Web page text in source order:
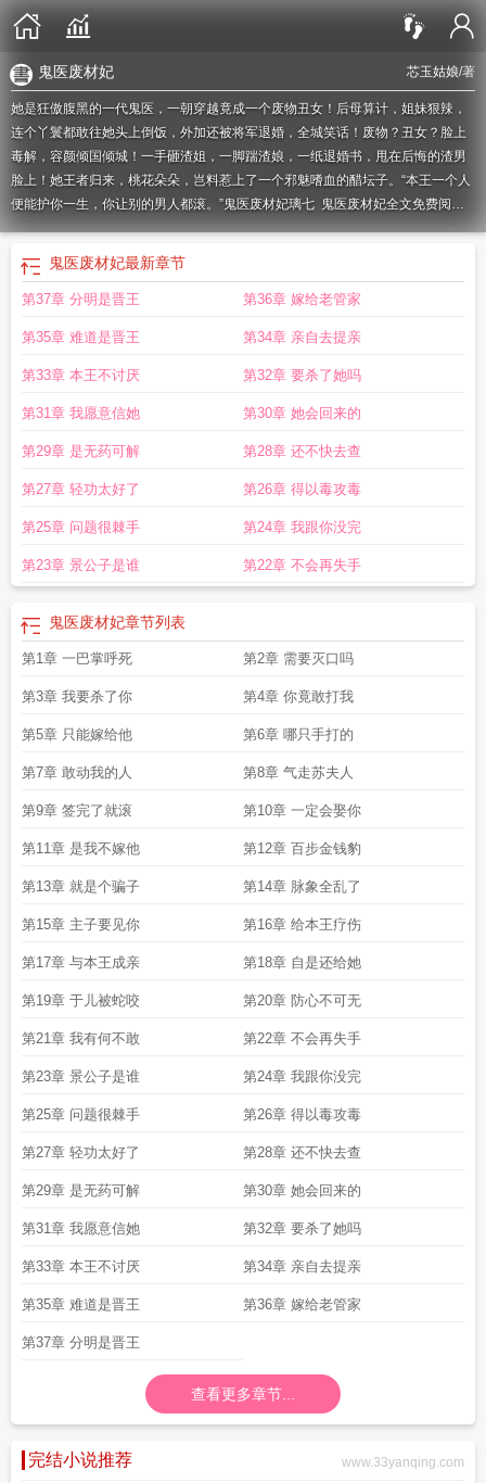
芯玉姑娘/著
鬼医废材妃
她是狂傲腹黑的一代鬼医，一朝穿越竟成一个废物丑女！后母算计，姐妹狠辣，
连个丫鬟都敢往她头上倒饭，外加还被将军退婚，全城笑话！废物？丑女？脸上
毒解，容颜倾国倾城！一手砸渣姐，一脚踹渣娘，一纸退婚书，甩在后悔的渣男
脸上！她王者归来，桃花朵朵，岂料惹上了一个邪魅嗜血的醋坛子。“本王一个人
便能护你一生，你让别的男人都滚。”鬼医废材妃璃七 鬼医废材妃全文免费阅读
完整版
鬼医废材妃最新章节
第37章 分明是晋王 第36章 嫁给老管家
第35章 难道是晋王 第34章 亲自去提亲
第33章 本王不讨厌 第32章 要杀了她吗
第31章 我愿意信她 第30章 她会回来的
第29章 是无药可解 第28章 还不快去查
第27章 轻功太好了 第26章 得以毒攻毒
第25章 问题很棘手 第24章 我跟你没完
第23章 景公子是谁 第22章 不会再失手
鬼医废材妃章节列表
第1章 一巴掌呼死 第2章 需要灭口吗
第3章 我要杀了你 第4章 你竟敢打我
第5章 只能嫁给他 第6章 哪只手打的
第7章 敢动我的人 第8章 气走苏夫人
第9章 签完了就滚 第10章 一定会娶你
第11章 是我不嫁他 第12章 百步金钱豹
第13章 就是个骗子 第14章 脉象全乱了
第15章 主子要见你 第16章 给本王疗伤
第17章 与本王成亲 第18章 自是还给她
第19章 于儿被蛇咬 第20章 防心不可无
第21章 我有何不敢 第22章 不会再失手
第23章 景公子是谁 第24章 我跟你没完
第25章 问题很棘手 第26章 得以毒攻毒
第27章 轻功太好了 第28章 还不快去查
第29章 是无药可解 第30章 她会回来的
第31章 我愿意信她 第32章 要杀了她吗
第33章 本王不讨厌 第34章 亲自去提亲
第35章 难道是晋王 第36章 嫁给老管家
第37章 分明是晋王
查看更多章节...
完结小说推荐 www.33yanqing.com